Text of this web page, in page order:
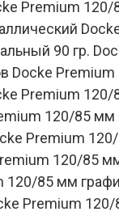
Premium 120/
90 гр.
Docke
Premium 120/
120/85 мм
Premium
120/85
120/85 мм
Premium